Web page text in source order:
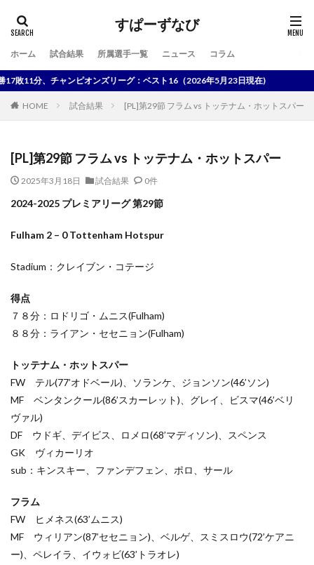
すぱーずなび
ホーム 試合結果 所属選手一覧 ニュース コラム
分、チャンピオンズリーグ：ベスト16（2026年5月23日現在)
HOME 試合結果 [PL]第29節 フラム vs トッテナム・ホットスパー
[PL]第29節 フラム vs トッテナム・ホットスパー
2025年3月18日 試合結果 0件
2024-2025 プレミアリーグ 第29節
Fulham 2 – 0 Tottenham Hotspur
Stadium：クレイブン・コテージ
得点
７８分：ロドリゴ・ムニス(Fulham)
８８分：ライアン・セセニョン(Fulham)
トッテナム・ホットスパー
FW テル(77’オドベール)、ソランケ、ジョンソン(46’ソン)
MF ベンタンクール(86’スカーレット)、グレイ、ビスマ(46’ベリ
ヴァル)
DF ウドギ、デイビス、ロメロ(68’マディソン)、スペンス
GK ヴィカーリオ
sub：キンスキー、ファンデフェン、ポロ、サール
フラム
FW ヒメネス(63’ムニス)
MF ウィリアン(87’セセニョン)、ベルゲ、スミスロウ(72’ケアニ
ー)、ペレイラ、イウォビ(63’トラオレ)
検索